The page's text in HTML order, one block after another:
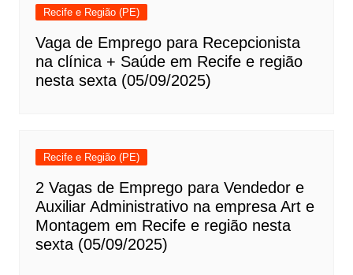
Recife e Região (PE)
Vaga de Emprego para Recepcionista
na clínica + Saúde em Recife e região
nesta sexta (05/09/2025)
Recife e Região (PE)
2 Vagas de Emprego para Vendedor e
Auxiliar Administrativo na empresa Art e
Montagem em Recife e região nesta
sexta (05/09/2025)